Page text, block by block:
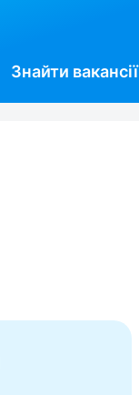
Знайти вакансії